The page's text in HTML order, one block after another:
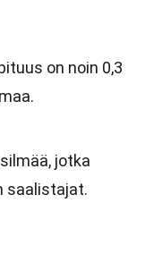
on noin 0,3
jotka
saalistajat.